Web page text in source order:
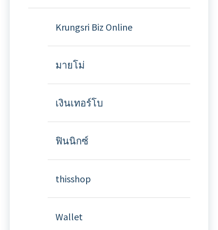
Krungsri Biz Online
มายโม่
เงินเทอร์โบ
ฟินนิกซ์
thisshop
Wallet